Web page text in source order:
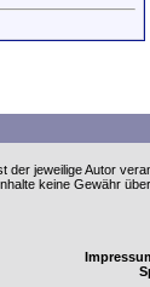
der jeweilige Autor
keine Gewähr